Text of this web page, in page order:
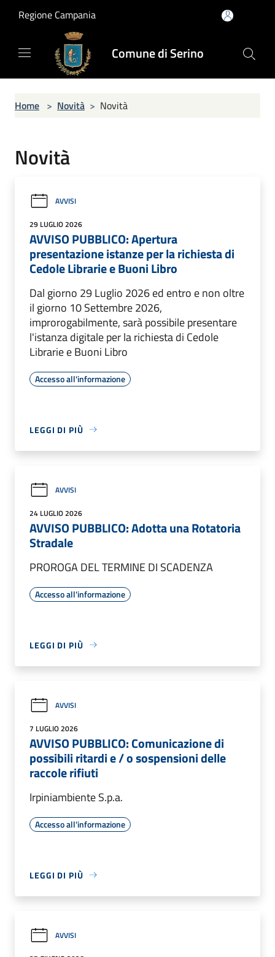
Regione Campania
Comune di Serino
Home > Novità > Novità
Novità
AVVISI
29 LUGLIO 2026
AVVISO PUBBLICO: Apertura
presentazione istanze per la richiesta di
Cedole Librarie e Buoni Libro
Dal giorno 29 Luglio 2026 ed entro e non oltre
il giorno 10 Settembre 2026,
improrogabilmente, sarà possibile presentare
l'istanza digitale per la richiesta di Cedole
Librarie e Buoni Libro
Accesso all'informazione
LEGGI DI PIÙ
AVVISI
24 LUGLIO 2026
AVVISO PUBBLICO: Adotta una Rotatoria
Stradale
PROROGA DEL TERMINE DI SCADENZA
Accesso all'informazione
LEGGI DI PIÙ
AVVISI
7 LUGLIO 2026
AVVISO PUBBLICO: Comunicazione di
possibili ritardi e / o sospensioni delle
raccole rifiuti
Irpiniambiente S.p.a.
Accesso all'informazione
LEGGI DI PIÙ
AVVISI